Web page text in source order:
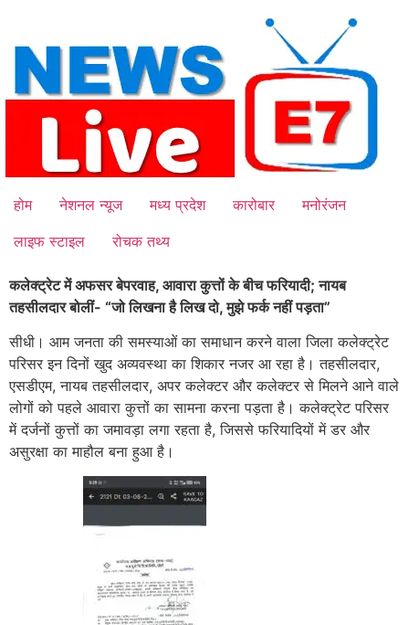
content
होम नेशनल न्यूज मध्य प्रदेश कारोबार
मनोरंजन
लाइफ स्टाइल
रोचक तथ्य
कलेक्ट्रेट में अफसर बेपरवाह, आवारा कुत्तों के बीच फरियादी; नायब
तहसीलदार बोलीं- “जो लिखना है लिख दो, मुझे फर्क नहीं पड़ता”
सीधी। आम जनता की समस्याओं का समाधान करने वाला जिला कलेक्ट्रेट
परिसर इन दिनों खुद अव्यवस्था का शिकार नजर आ रहा है। तहसीलदार,
एसडीएम, नायब तहसीलदार, अपर कलेक्टर और कलेक्टर से मिलने आने वाले
लोगों को पहले आवारा कुत्तों का सामना करना पड़ता है। कलेक्ट्रेट परिसर
में दर्जनों कुत्तों का जमावड़ा लगा रहता है, जिससे फरियादियों में डर और
असुरक्षा का माहौल बना हुआ है।